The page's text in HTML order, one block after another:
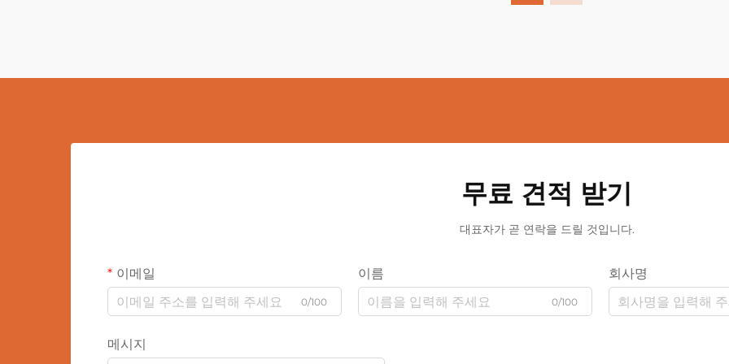
무료 견적 받기
대표자가 곧 연락을 드릴 것입니다.
이메일
0/100
이름
0/100
회사명
메시지